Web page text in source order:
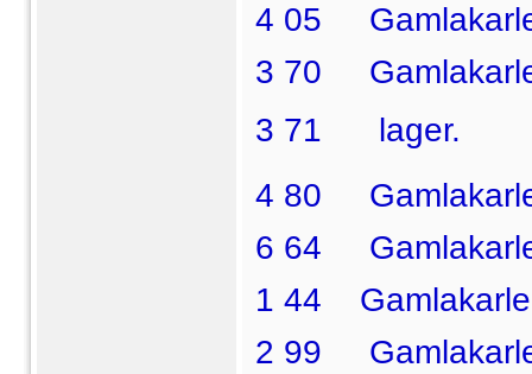
4 05
3 70
3 71  lager.
4 80
6 64
1 44
2 99